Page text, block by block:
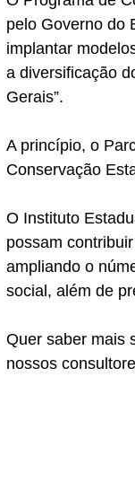
pelo Governo do
implantar
a diversificação
Gerais”.
A princípio, o
Conservação
O Instituto
possam
ampliando o
social, além de
Quer saber mais
nossos